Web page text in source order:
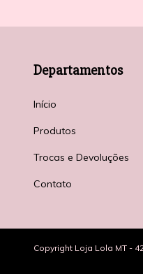
Departamentos
Início
Produtos
Trocas e Devoluções
Contato
Copyright Loja Lola MT -